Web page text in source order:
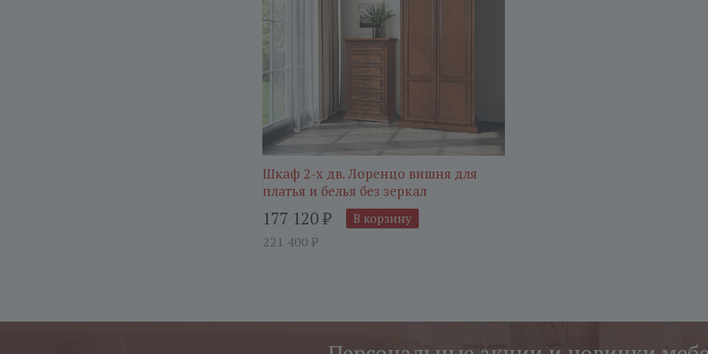
Шкаф 2-х дв. Лоренцо вишня для
платья и белья без зеркал
177 120₽
221 400 ₽
В корзину